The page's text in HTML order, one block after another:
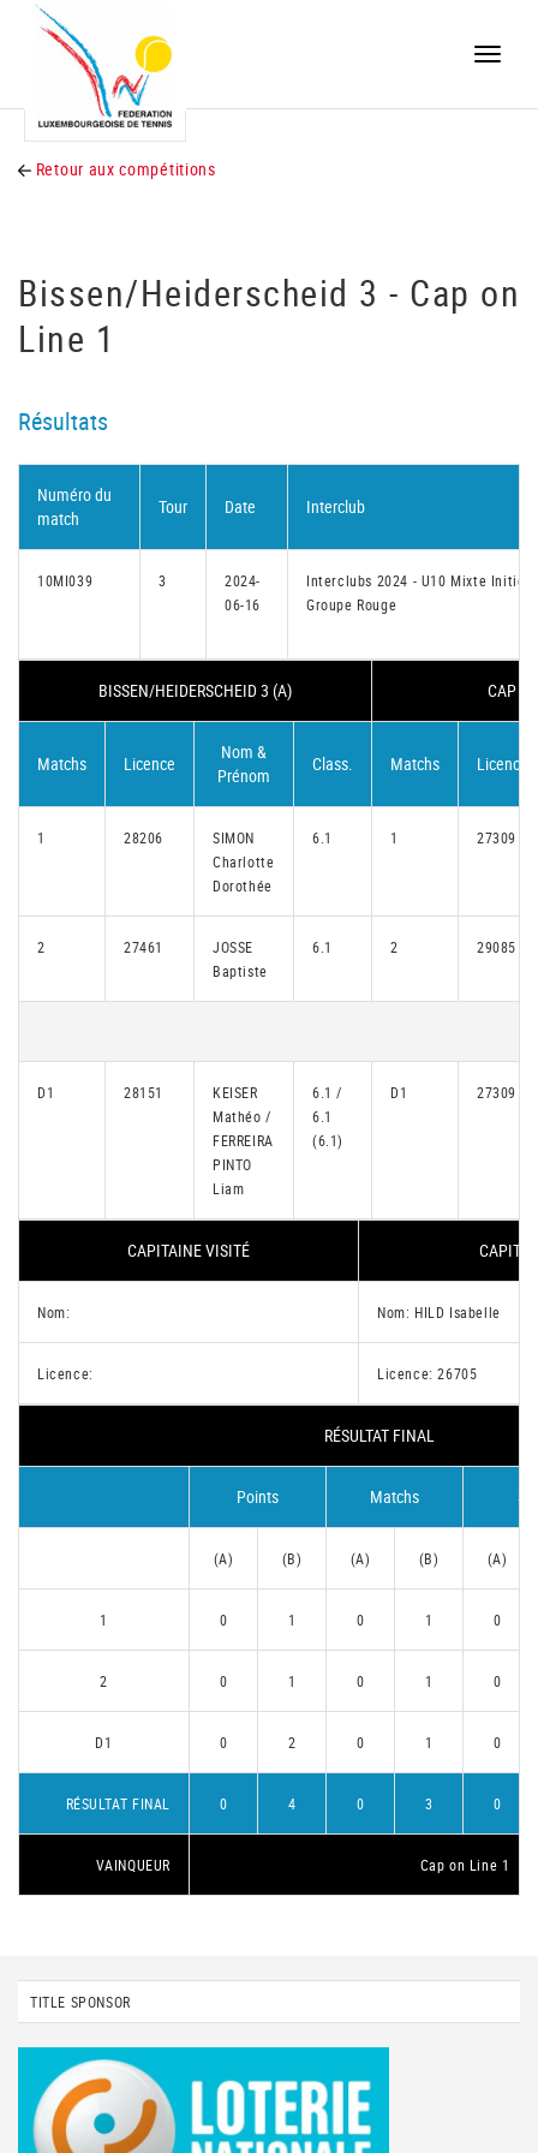
Toggle
Retour aux compétitions
Bissen/Heiderscheid 3 - Cap on
Line 1
Résultats
Numéro du
match
Tour Date Interclub
10MI039 3
2024-
06-16
Interclubs 2024 - U10 Mixte Initiés
Groupe Rouge
BISSEN/HEIDERSCHEID 3 (A) CAP
Matchs Licence
Nom &
Prénom
Class. Matchs Licence
1 28206
SIMON
Charlotte
Dorothée
6.1 1 27309
2 27461
JOSSE
Baptiste
6.1 2 29085
D1 28151
KEISER
Mathéo /
FERREIRA
PINTO
Liam
6.1 /
6.1
(6.1)
D1 27309
CAPITAINE VISITÉ
Nom: Nom: HILD Isabelle
Licence: Licence: 26705
RÉSULTAT FINAL
Points Matchs
(A) (B) (A) (B) (A)
1 0 1 0 1 0
2 0 1 0 1 0
D1 0 2 0 1 0
RÉSULTAT FINAL 0 4 0 3 0
VAINQUEUR Cap on Line 1
TITLE SPONSOR